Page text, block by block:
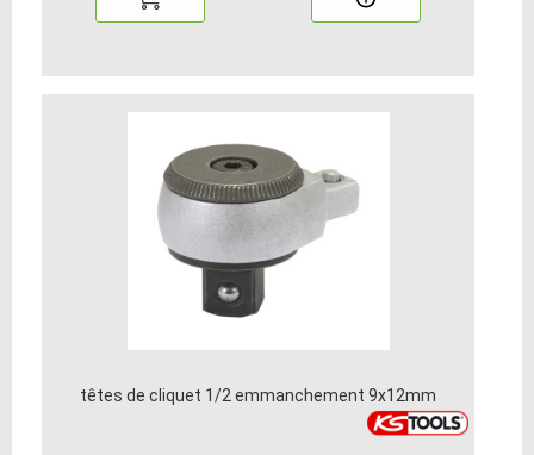
têtes de cliquet 1/2 emmanchement 9x12mm